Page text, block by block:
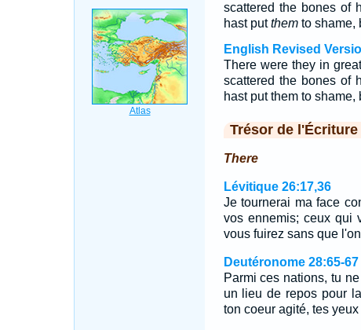
scattered the bones of
hast putthemto shame,
English Revised
There were they in
scattered the bones of
hast put them to
Trésor de l'Écriture
There
Lévitique 26:17,36
Je tournerai ma face
vos ennemis; ceux qui
vous fuirez sans que
Deutéronome 28:65-67
Parmi ces nations, tu
un lieu de repos pour
ton coeur agité, tes